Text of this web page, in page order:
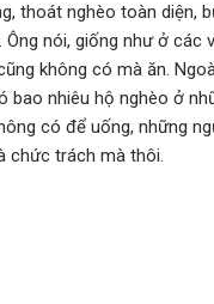
thoát nghèo toàn diện,
nói, giống như ở các
không có mà ăn.
bao nhiêu hộ nghèo ở
có để uống, những
chức trách mà thôi.